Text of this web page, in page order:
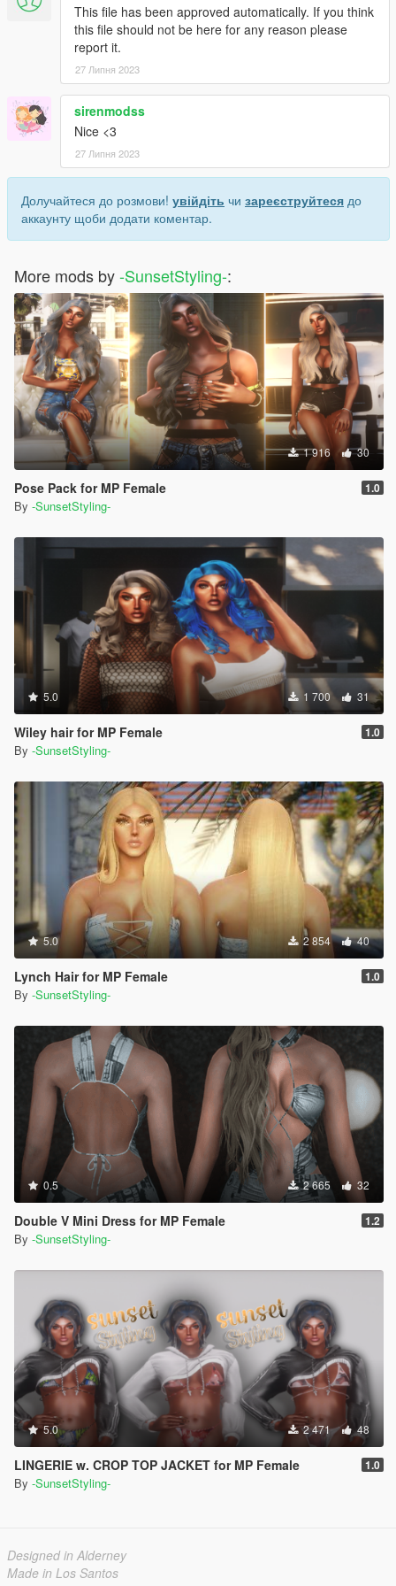
This file has been approved automatically. If you think
this file should not be here for any reason please
report it.
27 Липня 2023
sirenmodss
Nice <3
27 Липня 2023
Долучайтеся до розмови! увійдіть чи зареєструйтеся до
аккаунту щоби додати коментар.
More mods by-SunsetStyling-:
1 916 30
Pose Pack for MP Female 1.0
By -SunsetStyling-
5.0 1 700 31
Wiley hair for MP Female 1.0
By -SunsetStyling-
5.0 2 854 40
Lynch Hair for MP Female 1.0
By -SunsetStyling-
0.5 2 665 32
Double V Mini Dress for MP Female 1.2
By -SunsetStyling-
5.0 2 471 48
LINGERIE w. CROP TOP JACKET for MP Female 1.0
By -SunsetStyling-
Designed in Alderney
Made in Los Santos